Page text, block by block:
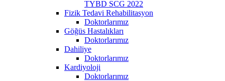
TYBD SCG 2022
Fizik Tedavi Rehabilitasyon
Doktorlarımız
Göğüs Hastalıkları
Doktorlarımız
Dahiliye
Doktorlarımız
Kardiyoloji
Doktorlarımız